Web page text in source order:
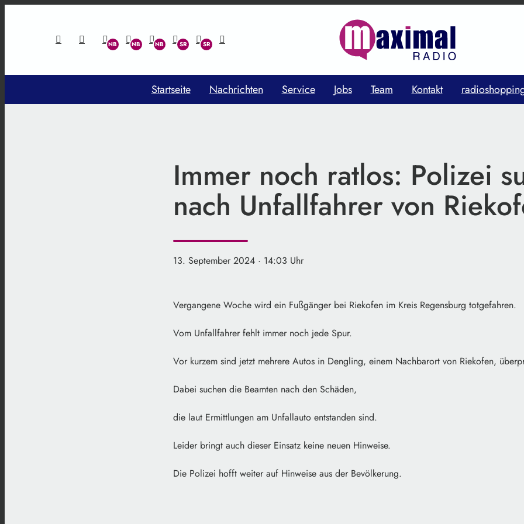
Startseite Nachrichten Service Jobs Team Kontakt
Immer noch ratlos: Polizei
nach Unfallfahrer von
13. September 2024 · 14:03 Uhr
Vergangene Woche wird ein Fußgänger bei Riekofen im Kreis Regensburg totgefahren.
Vom Unfallfahrer fehlt immer noch jede Spur.
Vor kurzem sind jetzt mehrere Autos in Dengling, einem Nachbarort von Riekofen,
Dabei suchen die Beamten nach den Schäden,
die laut Ermittlungen am Unfallauto entstanden sind.
Leider bringt auch dieser Einsatz keine neuen Hinweise.
Die Polizei hofft weiter auf Hinweise aus der Bevölkerung.